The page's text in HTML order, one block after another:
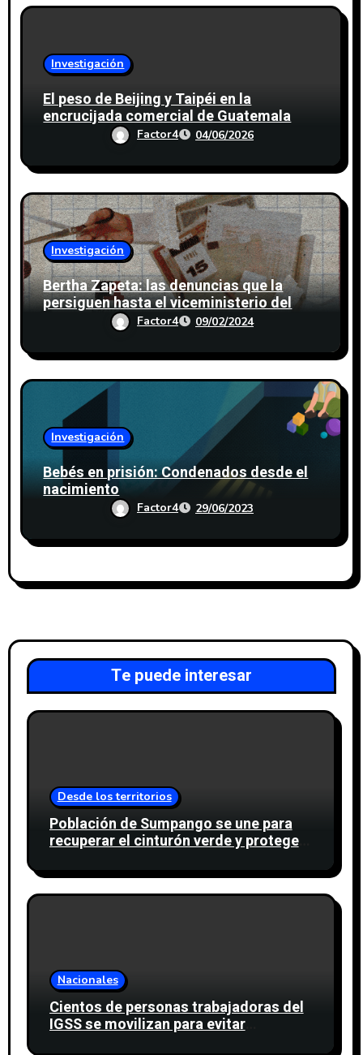
Investigación
El peso de Beijing y Taipéi en la
encrucijada comercial de Guatemala
Factor4 04/06/2026
Investigación
Bertha Zapeta: las denuncias que la
persiguen hasta el viceministerio del
Factor4 09/02/2024
Investigación
Bebés en prisión: Condenados desde el
nacimiento
Factor4 29/06/2023
Te puede interesar
Desde los territorios
Población de Sumpango se une para
recuperar el cinturón verde y proteger
Nacionales
Cientos de personas trabajadoras del
IGSS se movilizan para evitar